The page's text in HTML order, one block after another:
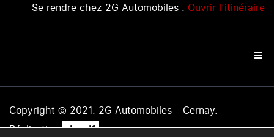
Se rendre chez 2G Automobiles : Ouvrir l’itinéraire
Copyright © 2021. 2G Automobiles – Cernay.
Réalisation .level1